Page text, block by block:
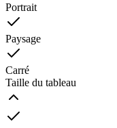
Portrait
Paysage
Carré
Taille du tableau